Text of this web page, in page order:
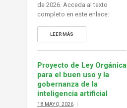
de 2026. Acceda al texto
completo en este enlace:
https://www.vatican.va/content
/leo-
xiv/es/encyclicals/documents/
20260515-magnifica-
humanitas.html
LEER MÁS
Proyecto de Ley Orgánica
para el buen uso y la
gobernanza de la
inteligencia artificial
18 MAYO, 2026